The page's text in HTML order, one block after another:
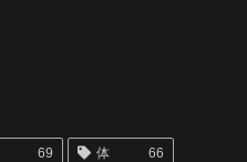
69 体 66